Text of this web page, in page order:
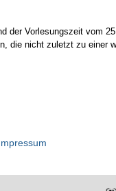
Vorlesungszeit vom
die nicht zuletzt zu einer